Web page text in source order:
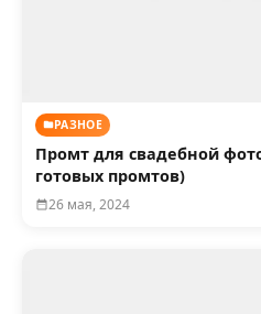
РАЗНОЕ
Промт для свадебной
готовых промтов)
26 мая, 2024